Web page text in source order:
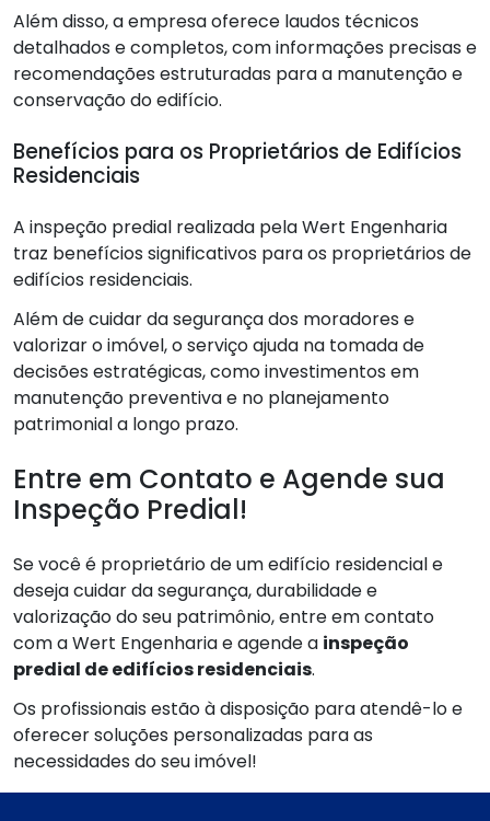
Além disso, a empresa oferece laudos técnicos
detalhados e completos, com informações precisas e
recomendações estruturadas para a manutenção e
conservação do edifício.
Benefícios para os Proprietários de Edifícios
Residenciais
A inspeção predial realizada pela Wert Engenharia
traz benefícios significativos para os proprietários de
edifícios residenciais.
Além de cuidar da segurança dos moradores e
valorizar o imóvel, o serviço ajuda na tomada de
decisões estratégicas, como investimentos em
manutenção preventiva e no planejamento
patrimonial a longo prazo.
Entre em Contato e Agende sua
Inspeção Predial!
Se você é proprietário de um edifício residencial e
deseja cuidar da segurança, durabilidade e
valorização do seu patrimônio, entre em contato
com a Wert Engenharia e agende a inspeção
predial de edifícios residenciais.
Os profissionais estão à disposição para atendê-lo e
oferecer soluções personalizadas para as
necessidades do seu imóvel!